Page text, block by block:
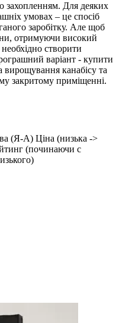
захопленням. Для деяких
умовах – це спосіб
заробітку. Але щоб
отримуючи високий
створити
варіант - купити
вирощування канабісу та
закритому приміщенні.
(Я-А) Ціна (низька ->
(починаючи с